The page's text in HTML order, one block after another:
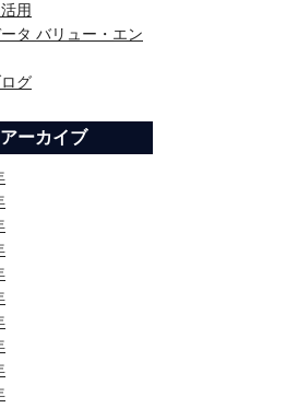
用
タ バリュー・エン
グ
アーカイブ